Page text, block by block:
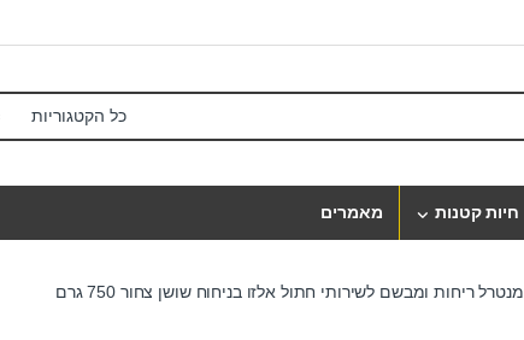
חיות קטנות מאמרים
מנטרל ריחות ומבשם לשירותי חתול אלזו בניחוח שושן צחור 750 גרם